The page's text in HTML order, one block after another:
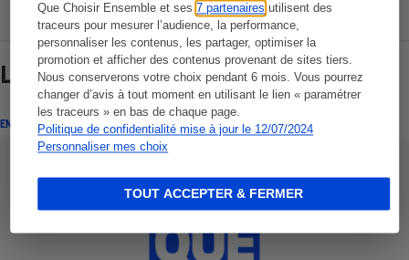
Que Choisir Ensemble et ses7 partenaires utilisent des
traceurs pour mesurer l’audience, la performance,
personnaliser les contenus, les partager, optimiser la
promotion et afficher des contenus provenant de sites tiers.
Nous conserverons votre choix pendant 6 mois. Vous pourrez
changer d’avis à tout moment en utilisant le lien « paramétrer
les traceurs » en bas de chaque page.
Politique de confidentialité mise à jour le 12/07/2024
Personnaliser mes choix
TOUT ACCEPTER & FERMER
Lire aussi
ENQUÊTE